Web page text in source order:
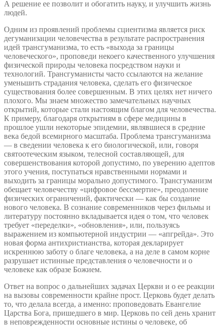
А решение ее позволит и обогатить науку, и улучшить жизнь
людей.
Одним из проявлений проблемы сциентизма является риск
дегуманизации человечества в результате распространения
идей трансгуманизма, то есть «выхода за границы
человеческого», проповеди некоего качественного улучшения
физической природы человека посредством науки и
технологий. Трансгуманисты часто ссылаются на желание
уменьшить страдания человека, сделать его физическое
существования более совершенным. В этих целях нет ничего
плохого. Мы знаем множество замечательных научных
открытий, которые стали настоящим благом для человечества.
К примеру, благодаря открытиям в сфере медицины в
прошлое ушли некоторые эпидемии, являвшиеся в средние
века бедой всемирного масштаба. Проблема трансгуманизма
— в сведении человека к его биологической, или, говоря
святоотеческим языком, телесной составляющей, для
совершенствования которой допустимо, по уверению адептов
этого учения, поступаться нравственными нормами и
выходить за границы морально допустимого. Трансгуманизм
обещает человечеству «цифровое бессмертие», преодоление
физических ограничений, фактически — как бы создание
нового человека. В сознание современников через фильмы и
литературу постоянно вкладывается идея о том, что человек
требует «переделки», «обновления», или, пользуясь
выражением из компьютерной индустрии — «апгрейда». Это
новая форма антихристианства, которая декларирует
искреннюю заботу о благе человека, а на деле в самом корне
разрушает истинные представления о человечности и о
человеке как образе Божием.
Ответ на вопрос о дальнейших задачах Церкви и о ее реакции
на вызовы современности крайне прост. Церковь будет делать
то, что делала всегда, а именно: проповедовать Евангелие
Царства Бога, пришедшего в мир. Церковь по сей день хранит
в неповрежденности основные истины о человеке, об